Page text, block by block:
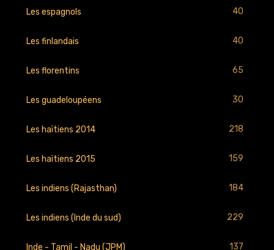
Les espagnols 40
Les finlandais 40
Les florentins 65
Les guadeloupéens 30
Les haïtiens 2014 218
Les haïtiens 2015 159
Les indiens (Rajasthan) 184
Les indiens (Inde du sud) 229
Inde - Tamil - Nadu (JPM) 137